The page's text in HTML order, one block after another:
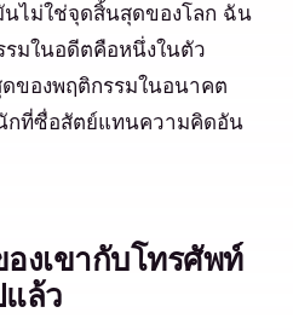
นไม่ใช่จุดสิ้นสุดของโลก ฉัน
มในอดีตคือหนึ่งในตัว
ของพฤติกรรมในอนาคต
กที่ซื่อสัตย์แทนความคิดอัน
งเขากับโทรศัพท์
แล้ว